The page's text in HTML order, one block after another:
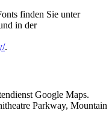
finden Sie unter
in der
.
Google Maps.
Parkway, Mountain